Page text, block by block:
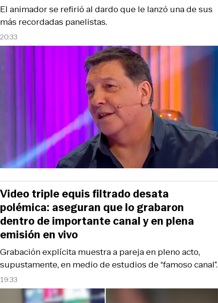
20:33
El animador se refirió al dardo que le lanzó una de sus
más recordadas panelistas.
19:33
Grabación explícita muestra a pareja en pleno acto,
supustamente, en medio de estudios de “famoso canal”.
Video triple equis filtrado desata
polémica: aseguran que lo grabaron
dentro de importante canal y en plena
emisión en vivo